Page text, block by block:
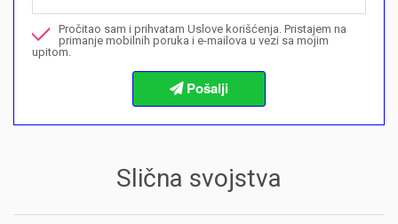
Želim da rezervišem gledanje
Pročitao sam i prihvatam Uslove korišćenja. Pristajem na
primanje mobilnih poruka i e-mailova u vezi sa mojim
upitom.
Slična svojstva